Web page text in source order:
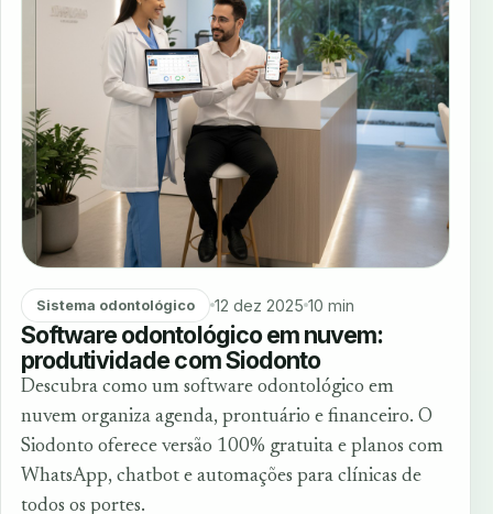
Sistema odontológico 12 dez 2025 10 min
Software odontológico em nuvem:
produtividade com Siodonto
Descubra como um software odontológico em
nuvem organiza agenda, prontuário e financeiro. O
Siodonto oferece versão 100% gratuita e planos com
WhatsApp, chatbot e automações para clínicas de
todos os portes.